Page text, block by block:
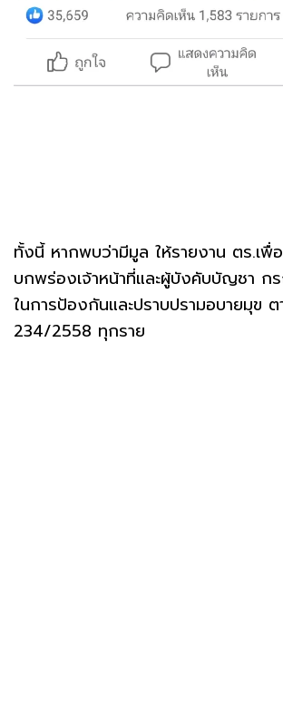
ทั้งนี้ หากพบว่ามีมูล ให้รายงาน ตร.เพื่
บกพร่องเจ้าหน้าที่และผู้บังคับบัญชา ก
ในการป้องกันและปราบปรามอบายมุข
234/2558 ทุกราย